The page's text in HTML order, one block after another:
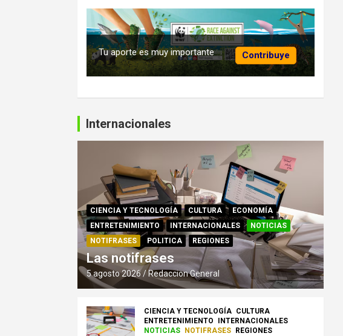
Contribuye
Tu aporte es muy importante
Internacionales
CIENCIA Y TECNOLOGÍA CULTURA
ECONOMÍA
ENTRETENIMIENTO
INTERNACIONALES
NOTICIAS
NOTIFRASES
POLITICA REGIONES
Las notifrases
5 agosto 2026 Redaccion General
CIENCIA Y TECNOLOGÍA CULTURA
ENTRETENIMIENTO
INTERNACIONALES
NOTICIAS
NOTIFRASES REGIONES